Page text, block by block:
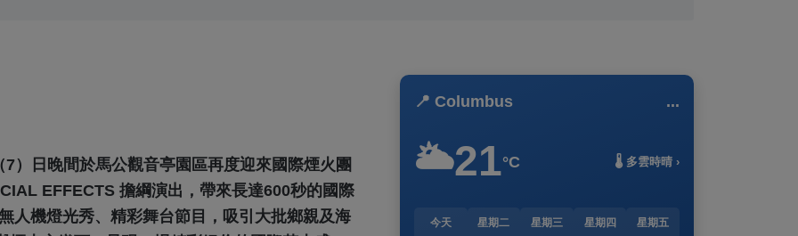
）日晚間於馬公觀音亭園區再度迎來國際煙火團
EFFECTS 擔綱演出，帶來長達600秒的國際
人機燈光秀、精彩舞台節目，吸引大批鄉親及海
📍 Columbus ...
🌥️21°C 🌡️ 多雲時晴 ›
今天 星期二 星期三 星期四 星期五